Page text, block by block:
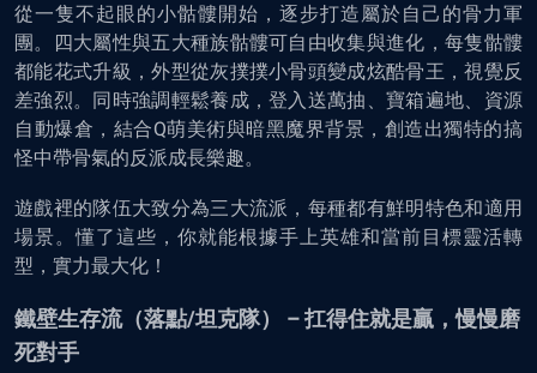
從一隻不起眼的小骷髏開始，逐步打造屬於自己的骨力軍
團。四大屬性與五大種族骷髏可自由收集與進化，每隻骷髏
都能花式升級，外型從灰撲撲小骨頭變成炫酷骨王，視覺反
差強烈。同時強調輕鬆養成，登入送萬抽、寶箱遍地、資源
自動爆倉，結合Q萌美術與暗黑魔界背景，創造出獨特的搞
怪中帶骨氣的反派成長樂趣。
遊戲裡的隊伍大致分為三大流派，每種都有鮮明特色和適用
場景。懂了這些，你就能根據手上英雄和當前目標靈活轉
型，實力最大化！
鐵壁生存流（落點/坦克隊） – 扛得住就是贏，慢慢磨
死對手